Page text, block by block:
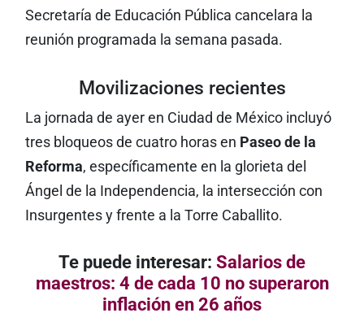
Secretaría de Educación Pública cancelara la
reunión programada la semana pasada.
Movilizaciones recientes
La jornada de ayer en Ciudad de México incluyó
tres bloqueos de cuatro horas en Paseo de la
Reforma, específicamente en la glorieta del
Ángel de la Independencia, la intersección con
Insurgentes y frente a la Torre Caballito.
Te puede interesar: Salarios de
maestros: 4 de cada 10 no superaron
inflación en 26 años